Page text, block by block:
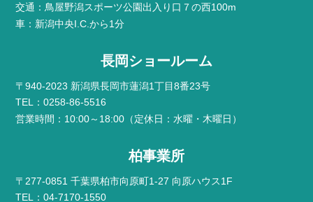
交通：鳥屋野潟スポーツ公園出入り口７の西100m
車：新潟中央I.C.から1分
長岡ショールーム
〒940-2023 新潟県長岡市蓮潟1丁目8番23号
TEL：0258-86-5516
営業時間：10:00～18:00（定休日：水曜・木曜日）
柏事業所
〒277-0851 千葉県柏市向原町1-27 向原ハウス1F
TEL：04-7170-1550